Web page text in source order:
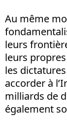
Au même
leurs
leurs
les
accorder à
milliards de
également